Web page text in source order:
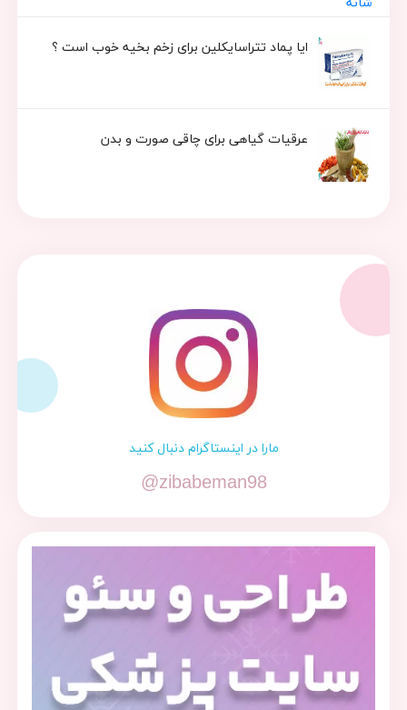
ایا پماد تتراسایکلین برای زخم بخیه خوب است ؟
عرقیات گیاهی برای چاقی صورت و بدن
مارا در اینستاگرام دنبال کنید
@zibabeman98